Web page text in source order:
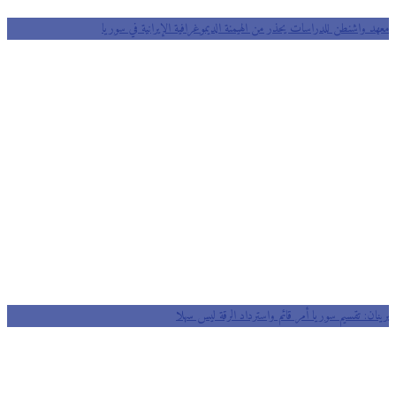
معهد واشنطن للدراسات يحذر من الهيمنة الديموغرافية الإيرانية في سوريا
برينان: تقسيم سوريا أمر قائم واسترداد الرقة ليس سهلا